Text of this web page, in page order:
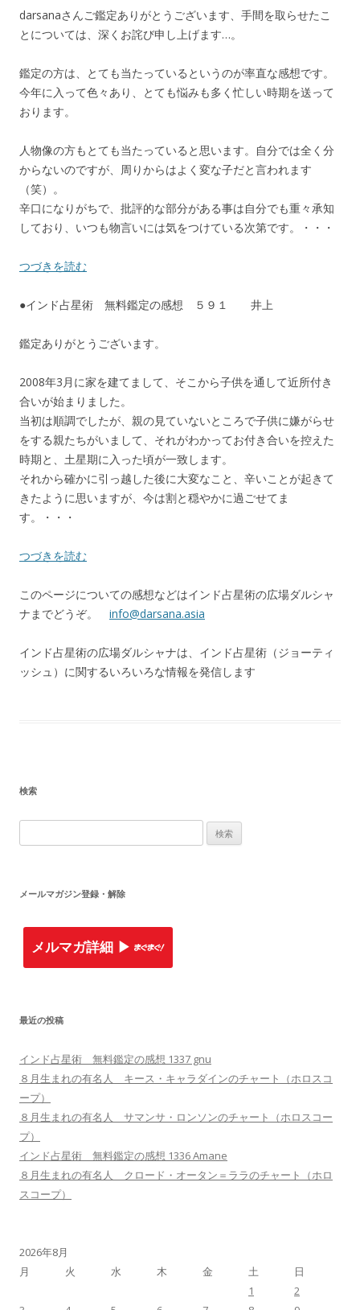
darsanaさんご鑑定ありがとうございます、手間を取らせたこ
とについては、深くお詫び申し上げます…。
鑑定の方は、とても当たっているというのが率直な感想です。
今年に入って色々あり、とても悩みも多く忙しい時期を送って
おります。
人物像の方もとても当たっていると思います。自分では全く分
からないのですが、周りからはよく変な子だと言われます
（笑）。
辛口になりがちで、批評的な部分がある事は自分でも重々承知
しており、いつも物言いには気をつけている次第です。・・・
つづきを読む
●インド占星術 無料鑑定の感想 ５９１ 井上
鑑定ありがとうございます。
2008年3月に家を建てまして、そこから子供を通して近所付き
合いが始まりました。
当初は順調でしたが、親の見ていないところで子供に嫌がらせ
をする親たちがいまして、それがわかってお付き合いを控えた
時期と、土星期に入った頃が一致します。
それから確かに引っ越した後に大変なこと、辛いことが起きて
きたように思いますが、今は割と穏やかに過ごせてま
す。・・・
つづきを読む
このページについての感想などはインド占星術の広場ダルシャ
ナまでどうぞ。 info@darsana.asia
インド占星術の広場ダルシャナは、インド占星術（ジョーティ
ッシュ）に関するいろいろな情報を発信します
検索
索
メールマガジン登録・解除
メルマガ詳細 ▶︎
最近の投稿
インド占星術 無料鑑定の感想 1337 gnu
８月生まれの有名人 キース・キャラダインのチャート（ホロスコ
ープ）
８月生まれの有名人 サマンサ・ロンソンのチャート（ホロスコー
プ）
インド占星術 無料鑑定の感想 1336 Amane
８月生まれの有名人 クロード・オータン＝ララのチャート（ホロ
スコープ）
2026年8月
月
火 水 木 金 土
日
1
2